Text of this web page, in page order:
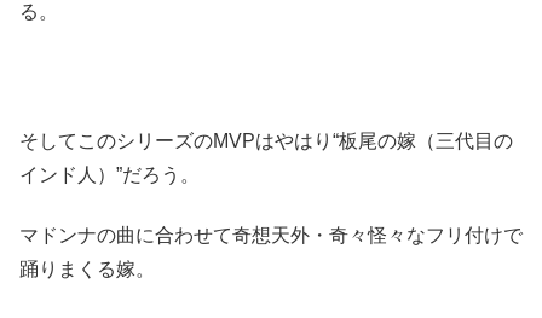
る。
そしてこのシリーズのMVPはやはり“板尾の嫁（三代目の
インド人）”だろう。
マドンナの曲に合わせて奇想天外・奇々怪々なフリ付けで
踊りまくる嫁。